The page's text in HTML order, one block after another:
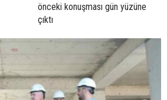
önceki konuşması gün yüzüne
çıktı